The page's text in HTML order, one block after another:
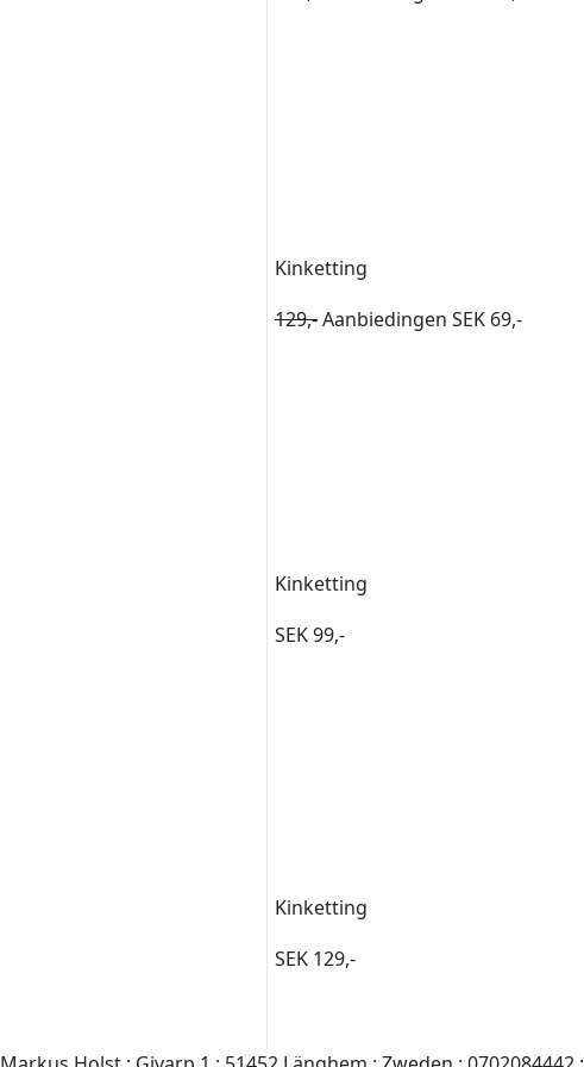
Kinketting
129,-Aanbiedingen SEK 69,-
Kinketting
SEK 99,-
Kinketting
SEK 129,-